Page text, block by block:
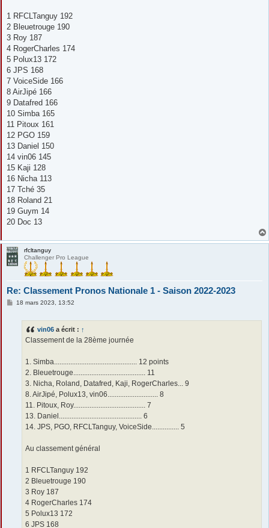
1 RFCLTanguy 192
2 Bleuetrouge 190
3 Roy 187
4 RogerCharles 174
5 Polux13 172
6 JPS 168
7 VoiceSide 166
8 AirJipé 166
9 Datafred 166
10 Simba 165
11 Pitoux 161
12 PGO 159
13 Daniel 150
14 vin06 145
15 Kaji 128
16 Nicha 113
17 Tché 35
18 Roland 21
19 Guym 14
20 Doc 13
rfcltanguy
Challenger Pro League
Re: Classement Pronos Nationale 1 - Saison 2022-2023
M18 mars 2023, 13:52
vin06 a écrit : ↑
Classement de la 28ème journée
1. Simba.............................................. 12 points
2. Bleuetrouge........................................ 11
3. Nicha, Roland, Datafred, Kaji, RogerCharles... 9
8. AirJipé, Polux13, vin06............................ 8
11. Pitoux, Roy........................................ 7
13. Daniel.............................................. 6
14. JPS, PGO, RFCLTanguy, VoiceSide............... 5
Au classement général
1 RFCLTanguy 192
2 Bleuetrouge 190
3 Roy 187
4 RogerCharles 174
5 Polux13 172
6 JPS 168